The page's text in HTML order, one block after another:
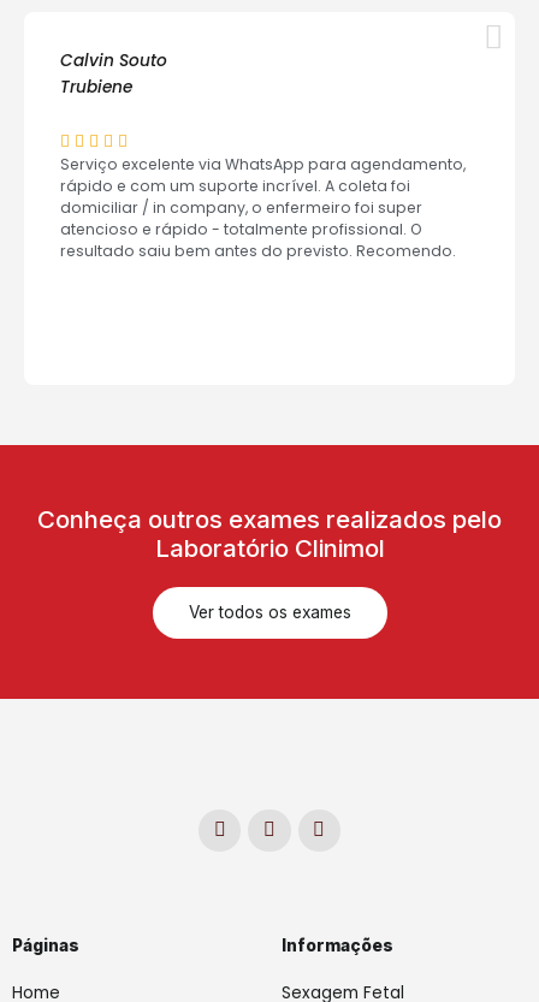
Calvin Souto
Trubiene
Serviço excelente via WhatsApp para agendamento,
rápido e com um suporte incrível. A coleta foi
domiciliar / in company, o enfermeiro foi super
atencioso e rápido - totalmente profissional. O
resultado saiu bem antes do previsto. Recomendo.
Conheça outros exames realizados pelo
Laboratório Clinimol
Ver todos os exames
F
a
I
n
L
i
n
i
Páginas
Home
Informações
Sexagem Fetal